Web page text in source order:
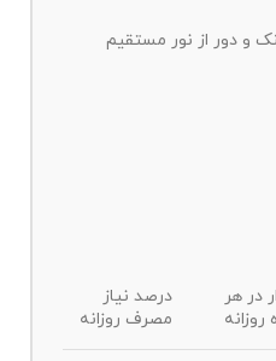
و دور از نور مستقیم
در هر
روزانه
درصد نیاز
مصرف روزانه